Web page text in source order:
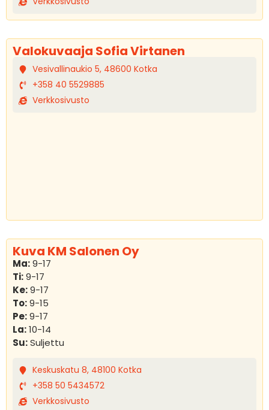
Valokuvaaja Sofia Virtanen
Vesivallinaukio 5, 48600 Kotka
+358 40 5529885
Verkkosivusto
Kuva KM Salonen Oy
Ma:9-17
Ti:9-17
Ke:9-17
To:9-15
Pe:9-17
La:10-14
Su:Suljettu
Keskuskatu 8, 48100 Kotka
+358 50 5434572
Verkkosivusto